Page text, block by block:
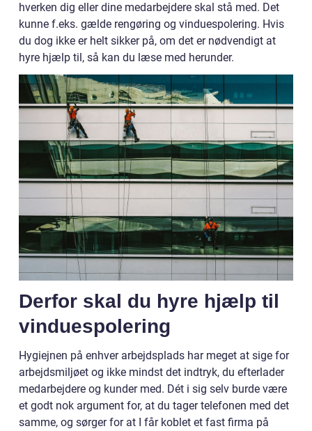
hverken dig eller dine medarbejdere skal stå med. Det
kunne f.eks. gælde rengøring og vinduespolering. Hvis
du dog ikke er helt sikker på, om det er nødvendigt at
hyre hjælp til, så kan du læse med herunder.
Derfor skal du hyre hjælp til
vinduespolering
Hygiejnen på enhver arbejdsplads har meget at sige for
arbejdsmiljøet og ikke mindst det indtryk, du efterlader
medarbejdere og kunder med. Dét i sig selv burde være
et godt nok argument for, at du tager telefonen med det
samme, og sørger for at I får koblet et fast firma på